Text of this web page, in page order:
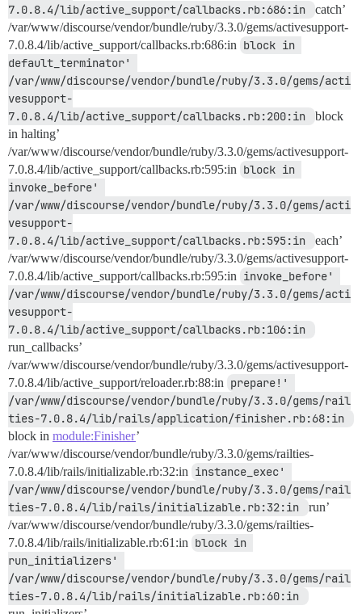
7.0.8.4/lib/active_support/callbacks.rb:686:in
catch’
/var/www/discourse/vendor/bundle/ruby/3.3.0/gems/activesupport-
7.0.8.4/lib/active_support/callbacks.rb:686:in block in
default_terminator'
/var/www/discourse/vendor/bundle/ruby/3.3.0/gems/acti
vesupport-
7.0.8.4/lib/active_support/callbacks.rb:200:in
block
in halting’
/var/www/discourse/vendor/bundle/ruby/3.3.0/gems/activesupport-
7.0.8.4/lib/active_support/callbacks.rb:595:in block in
invoke_before'
/var/www/discourse/vendor/bundle/ruby/3.3.0/gems/acti
vesupport-
7.0.8.4/lib/active_support/callbacks.rb:595:in
each’
/var/www/discourse/vendor/bundle/ruby/3.3.0/gems/activesupport-
7.0.8.4/lib/active_support/callbacks.rb:595:in invoke_before'
/var/www/discourse/vendor/bundle/ruby/3.3.0/gems/acti
vesupport-
run_callbacks’
/var/www/discourse/vendor/bundle/ruby/3.3.0/gems/activesupport-
7.0.8.4/lib/active_support/reloader.rb:88:in prepare!'
/var/www/discourse/vendor/bundle/ruby/3.3.0/gems/rail
block in module:Finisher’
/var/www/discourse/vendor/bundle/ruby/3.3.0/gems/railties-
7.0.8.4/lib/rails/initializable.rb:32:in instance_exec'
/var/www/discourse/vendor/bundle/ruby/3.3.0/gems/rail
ties-7.0.8.4/lib/rails/initializable.rb:32:in
run’
/var/www/discourse/vendor/bundle/ruby/3.3.0/gems/railties-
7.0.8.4/lib/rails/initializable.rb:61:in block in
run_initializers'
/var/www/discourse/vendor/bundle/ruby/3.3.0/gems/rail